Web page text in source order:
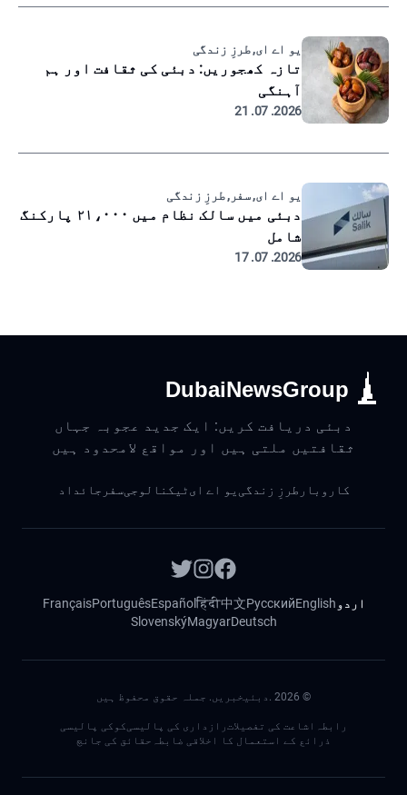
یو اے ای, طرزِ زندگی
تازہ کھجوریں: دبئی کی ثقافت اور ہم
آہنگی
2026. 07. 21
یو اے ای, سفر, طرزِ زندگی
دبئی میں سالک نظام میں ۲۱،۰۰۰ پارکنگ
شامل
2026. 07. 17
DubaiNewsGroup
دبئی دریافت کریں: ایک جدید عجوبہ جہاں
ثقافتیں ملتی ہیں اور مواقع لامحدود ہیں
کاروبار طرزِ زندگی یو اے ایٹیکنالوجیسفر جائداد
اردو English
Русский
中文
हिंदी
Español
Português
Français
Deutsch
Magyar
Slovenský
©
2026 .دبئیخبریں. جملہ حقوق محفوظ ہیں
رابطہ اشاعت کی تفصیلاترازداری کی پالیسیکوکی پالیسی
ذرائع کے استعمال کا اخلاقی ضابطہ حقائق کی جانچ